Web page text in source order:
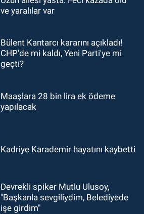
18:52Zonguldak'ta pitbul köpek
GÜNDEM
18:44Zonguldak'ta araç yayaya
çarptı: Ağır yaralanan yaya tedavi
ve yaralılar var
Bülent Kantarcı kararını açıkladı!
CHP'de mi kaldı, Yeni Parti'ye mi
geçti?
Maaşlara 28 bin lira ek ödeme
yapılacak
Kadriye Karademir hayatını kaybetti
Devrekli spiker Mutlu Ulusoy,
"Başkanla sevgiliydim, Belediyede
işe girdim"